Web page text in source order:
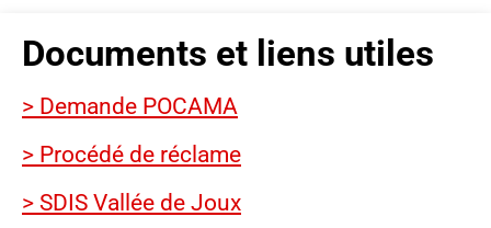
Documents et liens utiles
> Demande POCAMA
> Procédé de réclame
> SDIS Vallée de Joux